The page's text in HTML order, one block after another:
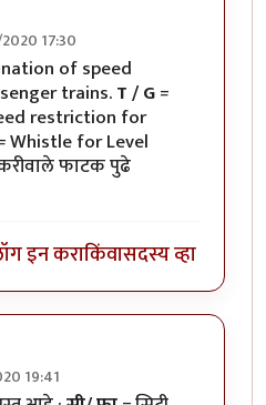
17:30
byअनन्त्_यात्री
of speed
trains.T / G=
restriction for
Whistle for Level
फाटक पुढे
इन कराकिंवासदस्य व्हा
19:41